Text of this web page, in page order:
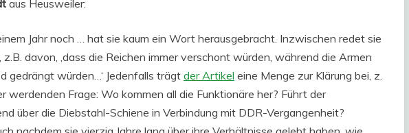
aus Heusweiler:
einem Jahr noch … hat sie kaum ein Wort herausgebracht. Inzwischen redet sie
z.B. davon, ‚dass die Reichen immer verschont würden, während die Armen
gedrängt würden…‘ Jedenfalls trägt der Artikel eine Menge zur Klärung bei, z.
werdenden Frage: Wo kommen all die Funktionäre her? Führt der
über die Diebstahl-Schiene in Verbindung mit DDR-Vergangenheit?